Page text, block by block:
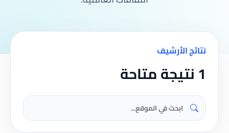
نتائج الأرشيف
1 نتيجة متاحة